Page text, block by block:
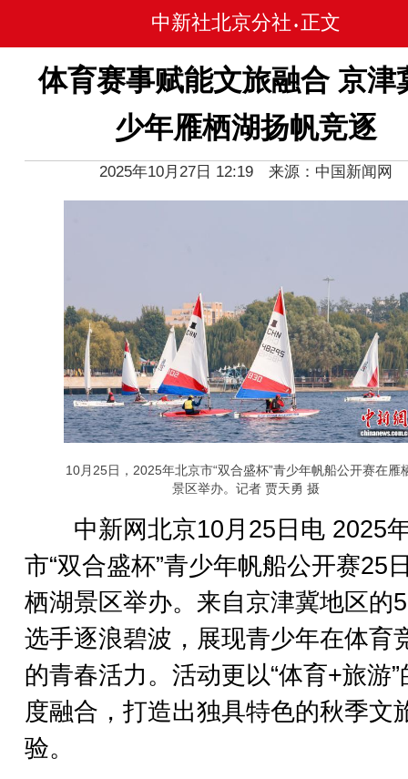
中新社北京分社 • 正文
体育赛事赋能文旅融合 京津
少年雁栖湖扬帆竞逐
2025年10月27日 12:19 来源：中国新闻网
10月25日，2025年北京市“双合盛杯”青少年帆船公开赛在雁
景区举办。记者 贾天勇 摄
中新网北京10月25日电 2025
市“双合盛杯”青少年帆船公开赛25
栖湖景区举办。来自京津冀地区的
选手逐浪碧波，展现青少年在体育
的青春活力。活动更以“体育+旅游”
度融合，打造出独具特色的秋季文
验。